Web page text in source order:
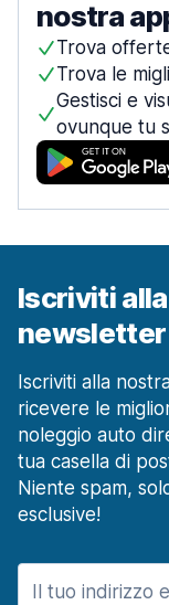
nostra
Trova
Trova le
Gestisci e
ovunque tu
Iscriviti
newsletter
Iscriviti alla
ricevere le
noleggio auto
tua casella di
Niente spam,
esclusive!